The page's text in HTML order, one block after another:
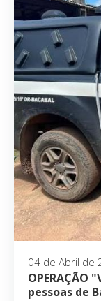
04 de Abril de
OPERAÇÃO
pessoas de